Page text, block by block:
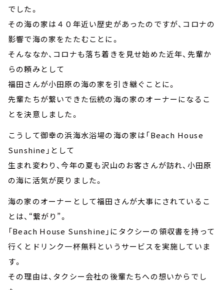
でした。
その海の家は４０年近い歴史があったのですが、コロナの
影響で海の家をたたむことに。
そんななか、コロナも落ち着きを見せ始めた近年、先輩か
らの頼みとして
福田さんが小田原の海の家を引き継ぐことに。
先輩たちが繋いできた伝統の海の家のオーナーになるこ
とを決意しました。
こうして御幸の浜海水浴場の海の家は「Beach House
Sunshine」として
生まれ変わり、今年の夏も沢山のお客さんが訪れ、小田原
の海に活気が戻りました。
海の家のオーナーとして福田さんが大事にされているこ
とは、“繋がり”。
「Beach House Sunshine」にタクシーの領収書を持って
行くとドリンク一杯無料というサービスを実施していま
す。
その理由は、タクシー会社の後輩たちへの想いからでし